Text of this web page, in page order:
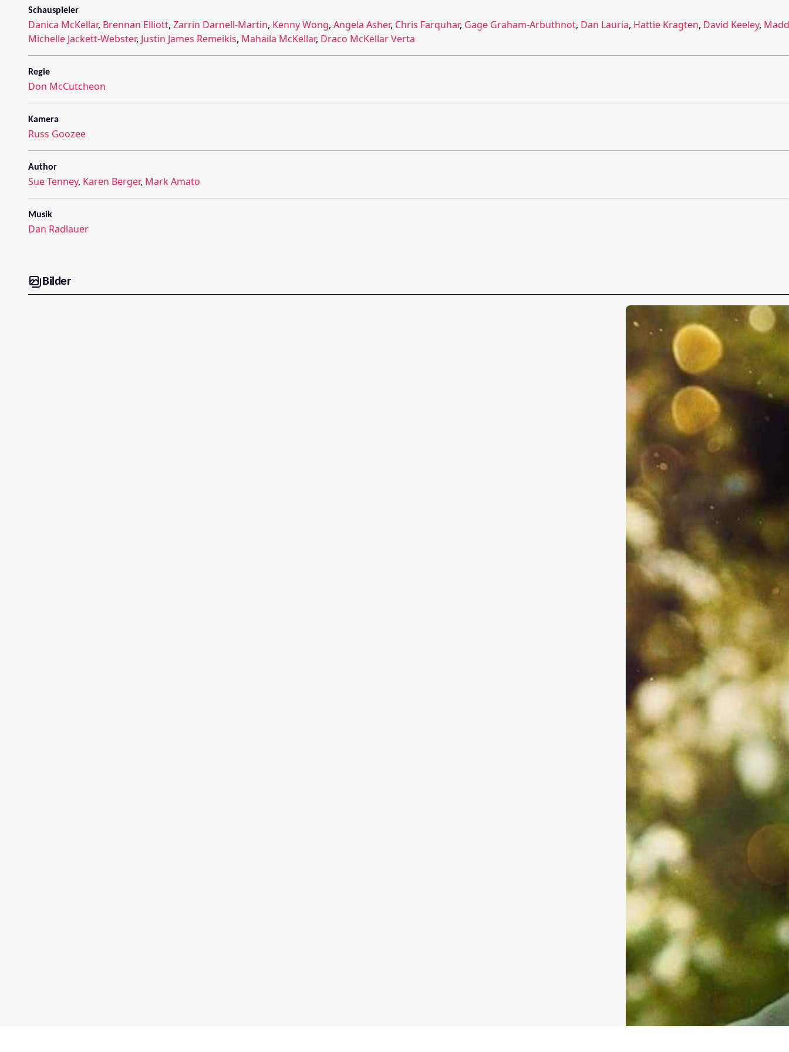
Schauspieler
Danica McKellar, Brennan Elliott, Zarrin Darnell-Martin, Kenny Wong, Angela Asher, Chris Farquhar, Gage Graham-Arbuthnot, Dan Lauria, Hattie Kragten, David Keeley,
Michelle Jackett-Webster, Justin James Remeikis, Mahaila McKellar, Draco McKellar Verta
Regie
Don McCutcheon
Kamera
Russ Goozee
Author
Sue Tenney, Karen Berger, Mark Amato
Musik
Dan Radlauer
Bilder